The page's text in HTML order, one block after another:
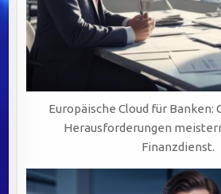
Europäische Cloud für Banken:
Herausforderungen
Finanzdienst.